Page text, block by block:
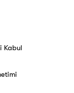
Kabul